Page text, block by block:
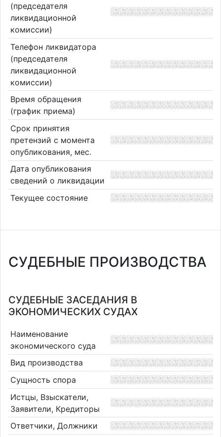
(председателя
ликвидационной
комиссии)
Телефон ликвидатора
(председателя
ликвидационной
комиссии)
Время обращения
(график приема)
Срок принятия
претензий с момента
опубликования, мес.
Дата опубликования
сведений о ликвидации
Текущее состояние
СУДЕБНЫЕ ПРОИЗВОДСТВА
СУДЕБНЫЕ ЗАСЕДАНИЯ В
ЭКОНОМИЧЕСКИХ СУДАХ
Наименование
экономического суда
Вид производства
Сущность спора
Истцы, Взыскатели,
Заявители, Кредиторы
Ответчики, Должники